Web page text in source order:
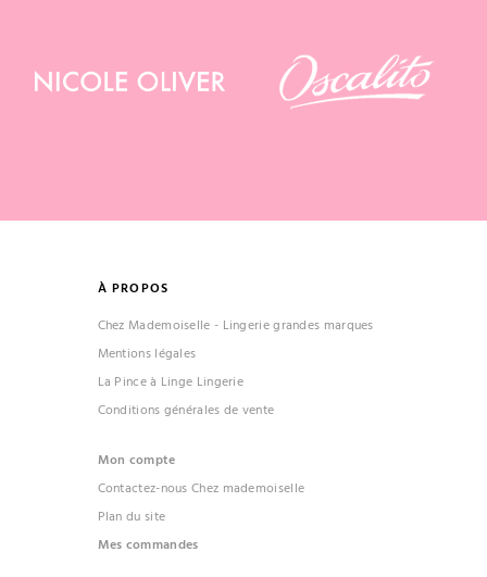
À PROPOS
Chez Mademoiselle - Lingerie grandes marques
Mentions légales
La Pince à Linge Lingerie
Conditions générales de vente
Mon compte
Contactez-nous Chez mademoiselle
Plan du site
Mes commandes